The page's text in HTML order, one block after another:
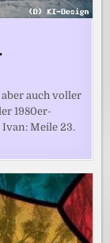
auch voller
1980er-
Meile 23.